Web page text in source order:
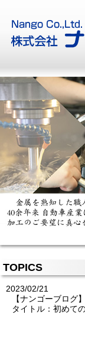
TOPICS
2023/02/21
【ナンゴーブログ
タイトル：初めて